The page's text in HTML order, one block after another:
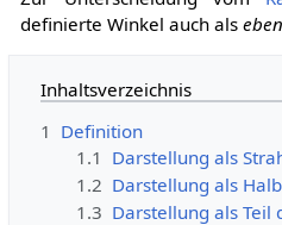
definierte Winkel auch als
Inhaltsverzeichnis
1 Definition
1.1 Darstellung als
1.2 Darstellung als
1.3 Darstellung als Teil